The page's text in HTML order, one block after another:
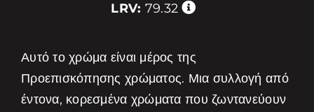
LRV: 79.32
Αυτό το χρώμα είναι μέρος της
Προεπισκόπησης χρώματος. Μια συλλογή από
έντονα, κορεσμένα χρώματα που ζωντανεύουν